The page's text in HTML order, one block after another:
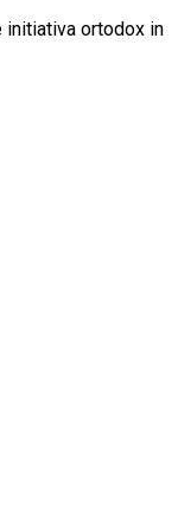
initiativa ortodox in